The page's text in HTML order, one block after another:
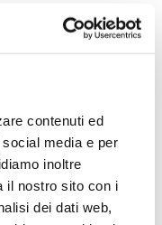
contenuti ed
media e per
inoltre
il nostro sito con i
dei dati web,
Milano – Scuola